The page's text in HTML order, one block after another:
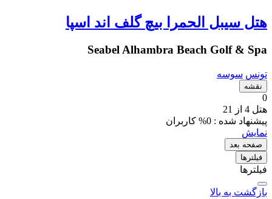
هتل سیبل الحمرا بیچ گلف اند اسپا
Seabel Alhambra Beach Golf & Spa
تونس سوسه
نقشه
0
هتل 4 از 21
پیشنهاد شده : 0% کاربران
نمایش
صفحه بعد
فیلتر‌ها
فیلترها
بازگشت به بالا